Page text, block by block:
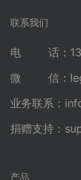
联系我们
电 话：
微 信：
业务联系：
捐赠支持：
产品